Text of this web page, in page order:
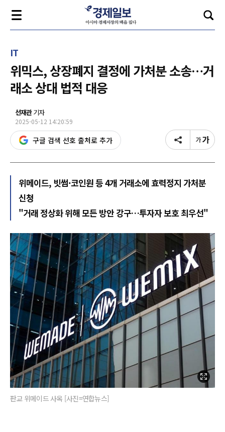
IT
위믹스, 상장폐지 결정에 가처분 소송…거
래소 상대 법적 대응
선재관기자
2025-05-12 14:20:59
구글 검색 선호 출처로 추가
위메이드, 빗썸·코인원 등 4개 거래소에 효력정지 가처분
신청
"거래 정상화 위해 모든 방안 강구…투자자 보호 최우선"
판교 위메이드 사옥 [사진=연합뉴스]